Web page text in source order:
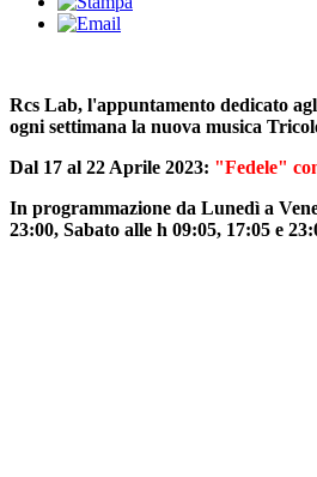
Rcs Lab, l'appuntamento dedicato
ogni settimana la nuova musica
Dal 17 al 22 Aprile 2023: "Fedele"
In programmazione da Lunedì a
23:00, Sabato alle h 09:05, 17:05 e